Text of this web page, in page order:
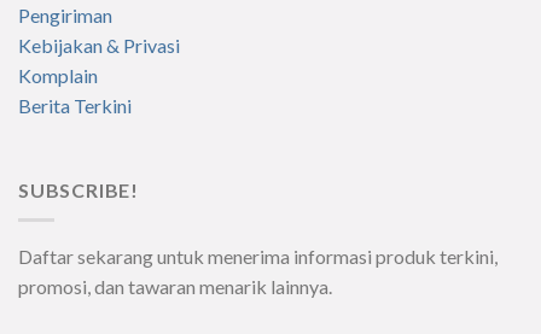
Pengiriman
Kebijakan & Privasi
Komplain
Berita Terkini
SUBSCRIBE!
Daftar sekarang untuk menerima informasi produk terkini,
promosi, dan tawaran menarik lainnya.